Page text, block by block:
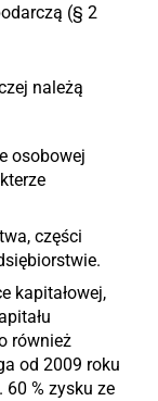
(§ 2
należą
osobowej
części
kapitałowej,
również
od 2009 roku
60 % zysku ze